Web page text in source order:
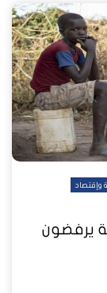
وإقتصاد
يرفضون